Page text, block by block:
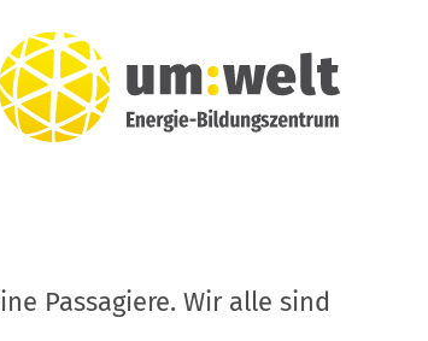
Passagiere. Wir alle sind